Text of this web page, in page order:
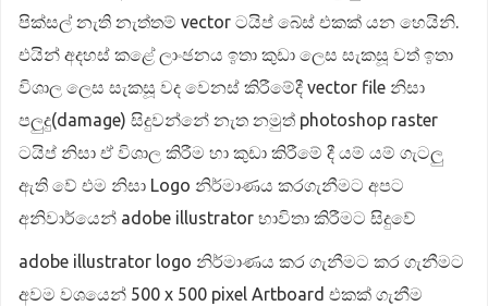
පික්සල් නැති නැත්තම් vector ටයිප් බේස් එකක් යන හෙයිනි.
එයින් අදහස් කළේ ලාංඡනය ඉතා කුඩා ලෙස සැකසූ වත් ඉතා
විශාල ලෙස සැකසූ වද වෙනස් කිරීමේදී vector file නිසා
පලුදු(damage) සිදුවන්නේ නැත නමුත් photoshop raster
ටයිප් නිසා ඒ විශාල කිරීම හා කුඩා කිරීමේ දී යම් යම් ගැටලු
ඇති වේ එම නිසා Logo නිර්මාණය කරගැනීමට අපට
අනිවාර්යෙන් adobe illustrator භාවිතා කිරීමට සිදුවේ
adobe illustrator logo නිර්මාණය කර ගැනීමට කර ගැනීමට
අවම වශයෙන් 500 x 500 pixel Artboard එකක් ගැනීම